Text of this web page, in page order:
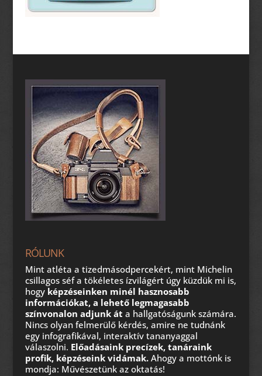
RÓLUNK
Mint atléta a tizedmásodpercekért, mint Michelin
csillagos séf a tökéletes ízvilágért úgy küzdük mi is,
hogy képzéseinken minél hasznosabb
információkat, a lehető legmagasabb
színvonalon adjunk át a hallgatóságunk számára.
Nincs olyan felmerülő kérdés, amire ne tudnánk
egy infografikával, interaktív tananyaggal
válaszolni. Előadásaink precízek, tanáraink
profik, képzéseink vidámak.Ahogy a mottónk is
mondja: Művészetünk az oktatás!